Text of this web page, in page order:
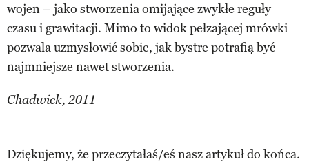
wojen – jako stworzenia omijające zwykłe reguły
czasu i grawitacji. Mimo to widok pełzającej mrówki
pozwala uzmysłowić sobie, jak bystre potrafią być
najmniejsze nawet stworzenia.
Chadwick, 2011
Dziękujemy, że przeczytałaś/eś nasz artykuł do końca.